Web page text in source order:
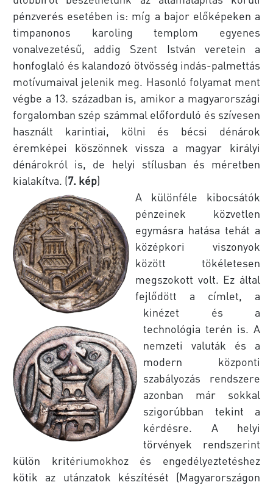
pénzverés esetében is: míg a bajor előképeken a
timpanonos karoling templom egyenes
vonalvezetésű, addig Szent István veretein a
honfoglaló és kalandozó ötvösség indás-palmettás
motívumaival jelenik meg. Hasonló folyamat ment
végbe a 13. században is, amikor a magyarországi
forgalomban szép számmal előforduló és szívesen
használt karintiai, kölni és bécsi dénárok
éremképei köszönnek vissza a magyar királyi
dénárokról is, de helyi stílusban és méretben
kialakítva. (7. kép)
A különféle kibocsátók
pénzeinek közvetlen
egymásra hatása tehát a
középkori viszonyok
között tökéletesen
megszokott volt. Ez által
fejlődött a címlet, a
kinézet és a
technológia terén is. A
nemzeti valuták és a
modern központi
szabályozás rendszere
azonban már sokkal
szigorúbban tekint a
kérdésre. A helyi
törvények rendszerint
külön kritériumokhoz és engedélyeztetéshez
kötik az utánzatok készítését (Magyarországon